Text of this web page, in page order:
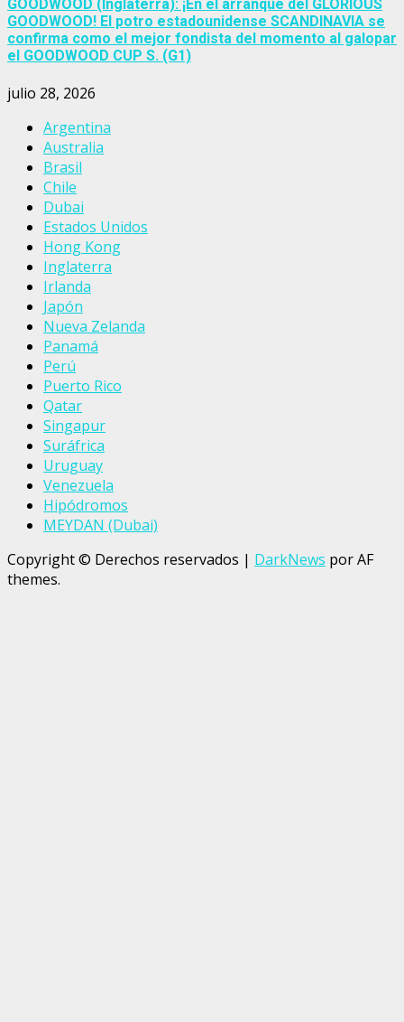
GOODWOOD (Inglaterra): ¡En el arranque del GLORIOUS
GOODWOOD! El potro estadounidense SCANDINAVIA se
confirma como el mejor fondista del momento al galopar
el GOODWOOD CUP S. (G1)
julio 28, 2026
Argentina
Australia
Brasil
Chile
Dubai
Estados Unidos
Hong Kong
Inglaterra
Irlanda
Japón
Nueva Zelanda
Panamá
Perú
Puerto Rico
Qatar
Singapur
Suráfrica
Uruguay
Venezuela
Hipódromos
MEYDAN (Dubai)
Copyright © Derechos reservados | DarkNews por AF
themes.